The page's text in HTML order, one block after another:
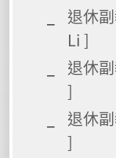
退休
Li ]
退休
]
退休
]